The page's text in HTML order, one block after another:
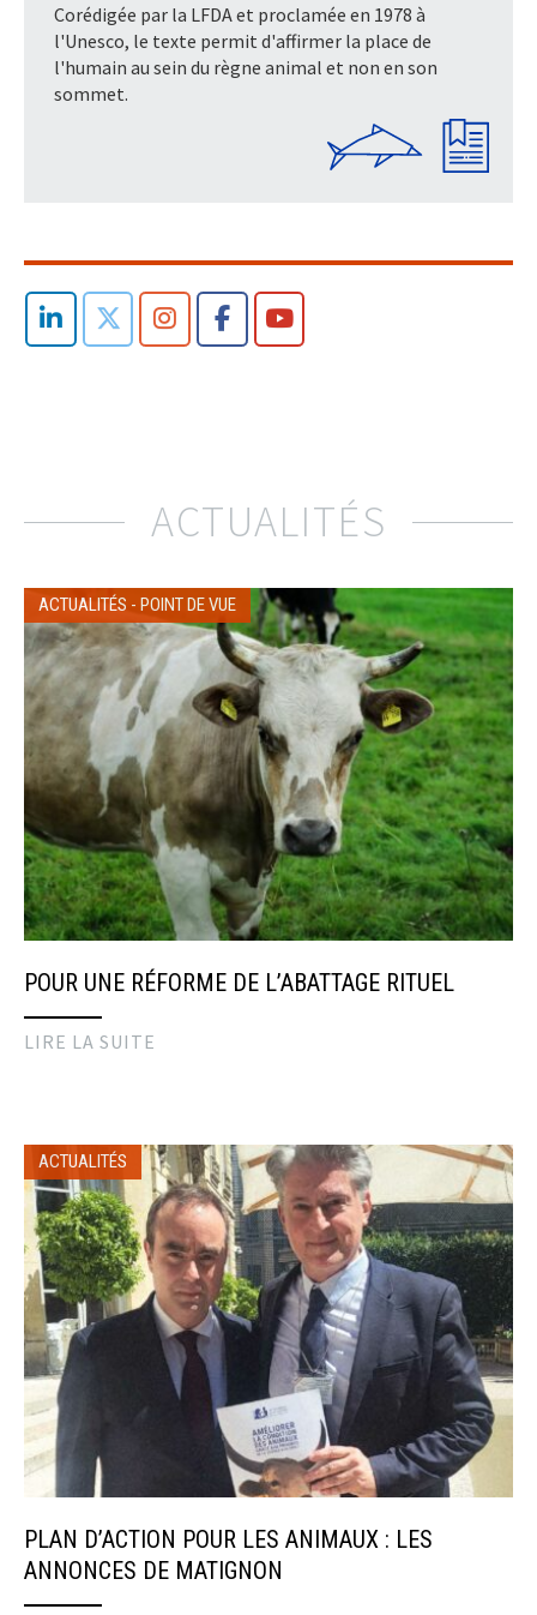
Corédigée par la LFDA et proclamée en 1978 à
l'Unesco, le texte permit d'affirmer la place de
l'humain au sein du règne animal et non en son
sommet.
ACTUALITÉS
ACTUALITÉS - POINT DE VUE
POUR UNE RÉFORME DE L’ABATTAGE RITUEL
LIRE LA SUITE
ACTUALITÉS
PLAN D’ACTION POUR LES ANIMAUX : LES
ANNONCES DE MATIGNON